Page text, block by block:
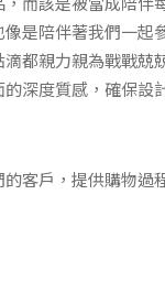
而該是被當成陪
是陪伴著我們一
都親力親為戰戰
深度質感，確保設
客戶，提供購物過